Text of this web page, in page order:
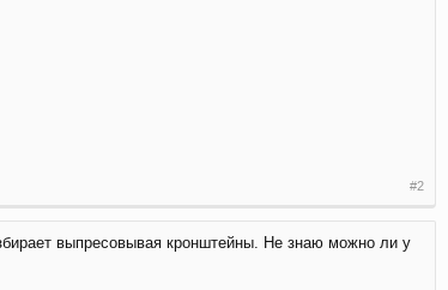
#2
выпресовывая кронштейны. Не знаю можно ли у